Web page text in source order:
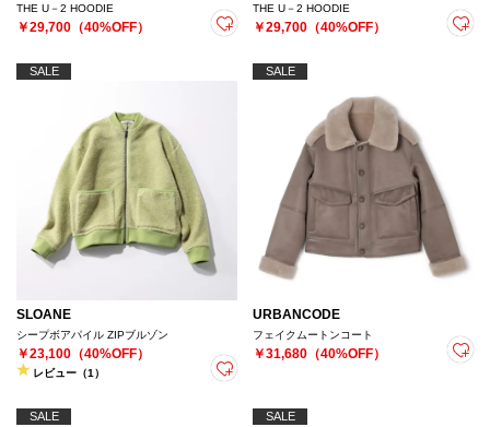
THE U－2 HOODIE
￥29,700（40%OFF）
THE U－2 HOODIE
￥29,700（40%OFF）
SALE
SLOANE
シープボアパイル ZIPブルゾン
￥23,100（40%OFF）
レビュー（1）
SALE
URBANCODE
フェイクムートンコート
￥31,680（40%OFF）
SALE SALE